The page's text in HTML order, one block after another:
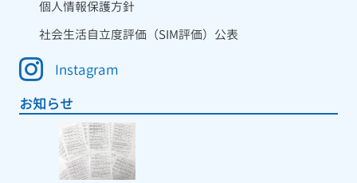
個人情報保護方針
社会生活自立度評価（SIM評価）公表
Instagram
お知らせ